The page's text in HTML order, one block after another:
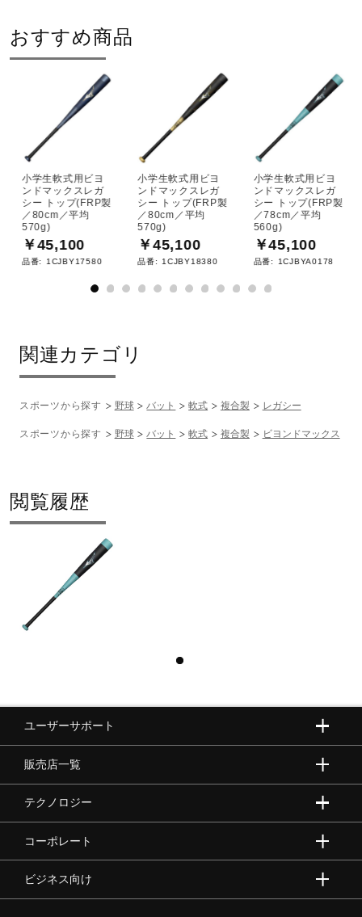
おすすめ商品
小学生軟式用ビヨ
ンドマックスレガ
シー トップ(FRP製
／80cm／平均
570g)
￥45,100
品番: 1CJBY17580
小学生軟式用ビヨ
ンドマックスレガ
シー トップ(FRP製
／80cm／平均
570g)
￥45,100
品番: 1CJBY18380
小学生軟式用ビヨ
ンドマックスレガ
シー トップ(FRP製
／78cm／平均
560g)
￥45,100
品番: 1CJBYA0178
関連カテゴリ
スポーツから探す 野球 バット 軟式 複合製 レガシー
スポーツから探す 野球 バット 軟式 複合製 ビヨンドマックス
閲覧履歴
ユーザーサポート
販売店一覧
テクノロジー
コーポレート
ビジネス向け